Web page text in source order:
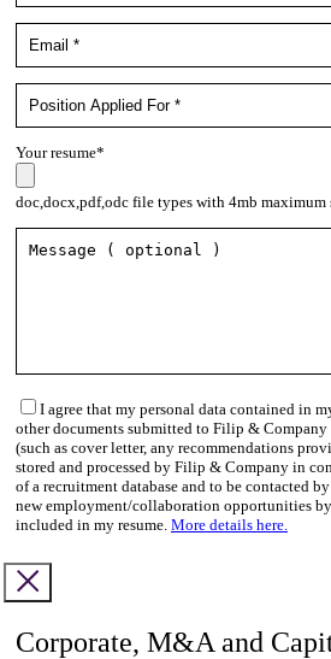
Your resume*
doc,docx,pdf,odc file types with 4mb maximum
I agree that my personal data contained in
other documents submitted to Filip & Company
(such as cover letter, any recommendations
stored and processed by Filip & Company in
of a recruitment database and to be contacted
new employment/collaboration opportunities
included in my resume. More details here.
Corporate, M&A and